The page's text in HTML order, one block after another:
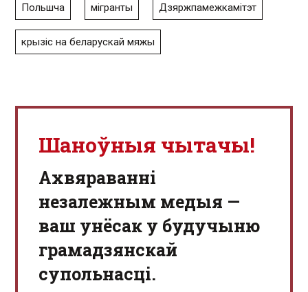
Польшча мігранты Дзяржпамежкамітэт
крызіс на беларускай мяжы
Шаноўныя чытачы!
Aхвяраванні
незалежным медыя —
ваш унёсак у будучыню
грамадзянскай
супольнасці.